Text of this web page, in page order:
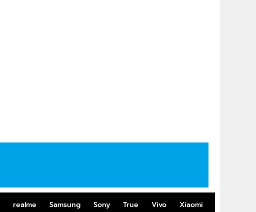
realme Samsung Sony True Vivo
Xiaomi